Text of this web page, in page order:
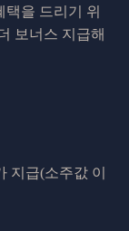
을 드리기 위
보너스 지급해
지급(소주값 이